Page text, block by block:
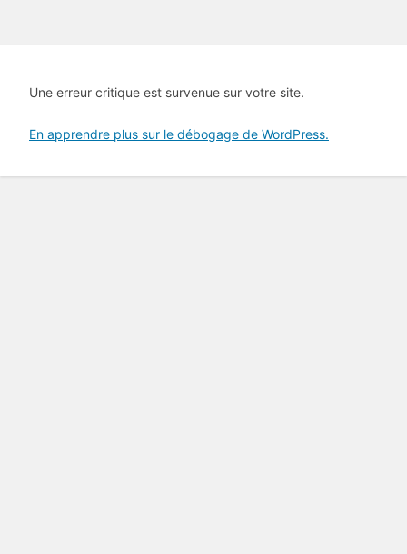
Une erreur critique est survenue sur votre site.
En apprendre plus sur le débogage de WordPress.